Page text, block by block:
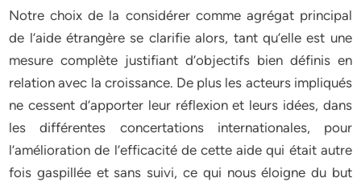
Notre choix de la considérer comme agrégat principal
de l’aide étrangère se clarifie alors, tant qu’elle est une
mesure complète justifiant d’objectifs bien définis en
relation avec la croissance. De plus les acteurs impliqués
ne cessent d’apporter leur réflexion et leurs idées, dans
les différentes concertations internationales, pour
l’amélioration de l’efficacité de cette aide qui était autre
fois gaspillée et sans suivi, ce qui nous éloigne du but